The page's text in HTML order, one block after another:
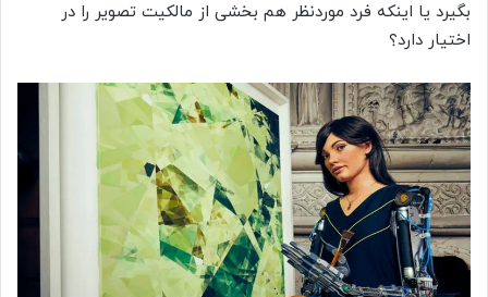
بگیرد یا اینکه فرد موردنظر هم بخشی از مالکیت تصویر را در
اختیار دارد؟